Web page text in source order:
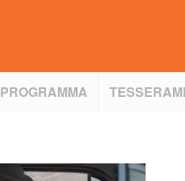
PROGRAMMA